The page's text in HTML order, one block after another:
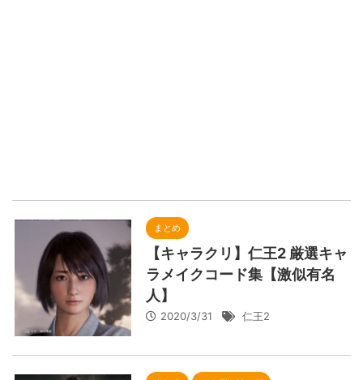
まとめ
【キャラクリ】仁王2 厳選キャ
ラメイクコード集【激似有名
人】
2020/3/31 仁王2